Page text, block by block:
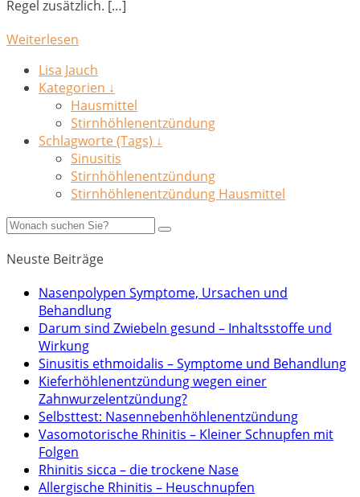
Regel zusätzlich. […]
Weiterlesen
Lisa Jauch
Kategorien ↓
Hausmittel
Stirnhöhlenentzündung
Schlagworte (Tags) ↓
Sinusitis
Stirnhöhlenentzündung
Stirnhöhlenentzündung Hausmittel
Neuste Beiträge
Nasenpolypen Symptome, Ursachen und
Behandlung
Darum sind Zwiebeln gesund – Inhaltsstoffe und
Wirkung
Sinusitis ethmoidalis – Symptome und Behandlung
Kieferhöhlenentzündung wegen einer
Zahnwurzelentzündung?
Selbsttest: Nasennebenhöhlenentzündung
Vasomotorische Rhinitis – Kleiner Schnupfen mit
Folgen
Rhinitis sicca – die trockene Nase
Allergische Rhinitis – Heuschnupfen